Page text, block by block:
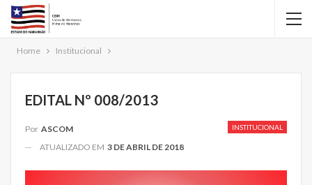
Home Institucional
EDITAL Nº 008/2013
INSTITUCIONAL
Por ASCOM
ATUALIZADO EM 3 DE ABRIL DE 2018